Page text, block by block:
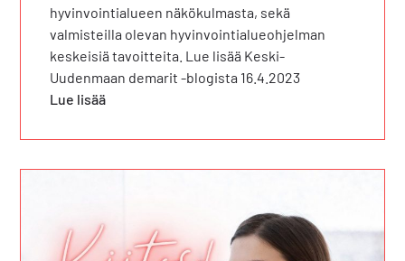
hyvinvointialueen näkökulmasta, sekä
valmisteilla olevan hyvinvointialueohjelman
keskeisiä tavoitteita. Lue lisää Keski-
Uudenmaan demarit -blogista 16.4.2023
Lue lisää